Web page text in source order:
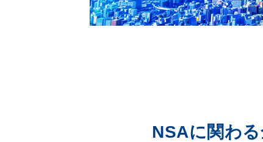
NSAに関わ